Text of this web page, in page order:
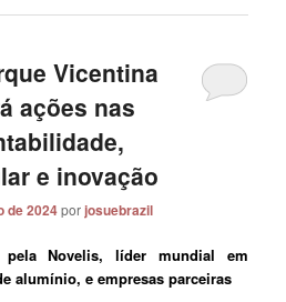
Vicentina
ações nas
e inovação
de 2024porjosuebrazil
pela Novelis, líder mundial em
alumínio, e empresas parceiras